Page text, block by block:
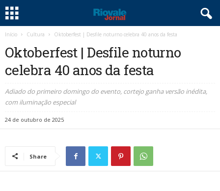
Início Cultura Oktoberfest | Desfile noturno celebra 40 anos da festa
Oktoberfest | Desfile noturno
celebra 40 anos da festa
Adiado do primeiro domingo do evento, cortejo ganha versão inédita,
com iluminação especial
24 de outubro de 2025
Share